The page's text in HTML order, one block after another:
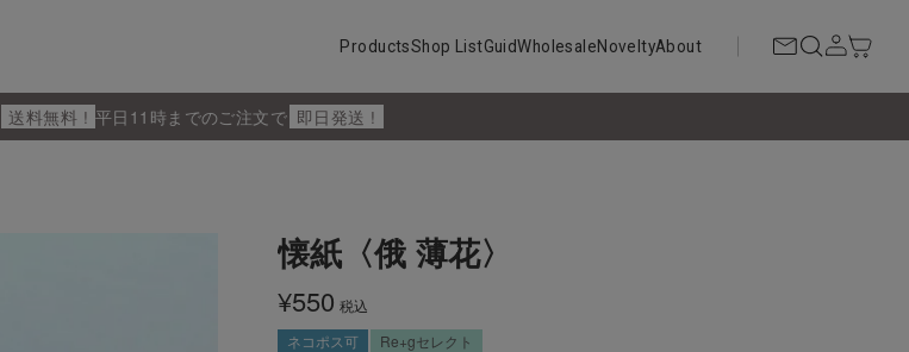
ProductsShop ListGuidWholesaleNoveltyAbout
送料無料 ! 平日11時までのご注文で 即日発送 !
懐紙〈俄 薄花〉
¥550 税込
ネコポス可
Re+gセレクト